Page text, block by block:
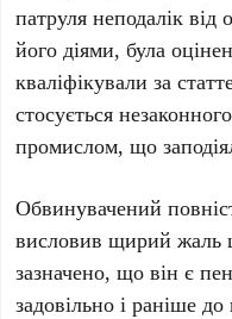
патруля неподалік від
його діями, була
кваліфікували за
стосується
промислом, що
Обвинувачений
висловив щирий жаль
зазначено, що він є
задовільно і раніше до